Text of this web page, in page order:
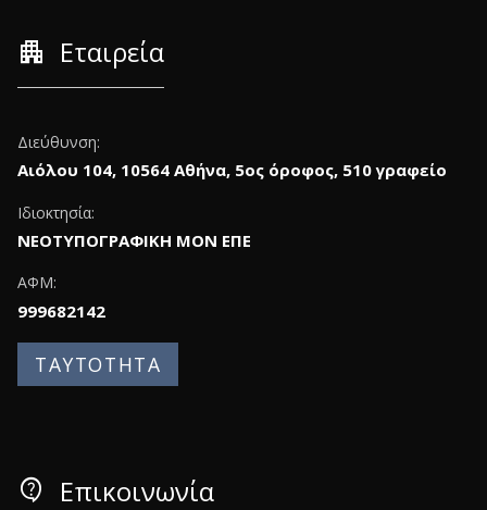
apartment Εταιρεία
Διεύθυνση:
Αιόλου 104, 10564 Αθήνα, 5ος όροφος, 510 γραφείο
Ιδιοκτησία:
ΝΕΟΤΥΠΟΓΡΑΦΙΚΗ ΜΟΝ ΕΠΕ
ΑΦΜ:
999682142
ΤΑΥΤΟΤΗΤΑ
contact_support Επικοινωνία